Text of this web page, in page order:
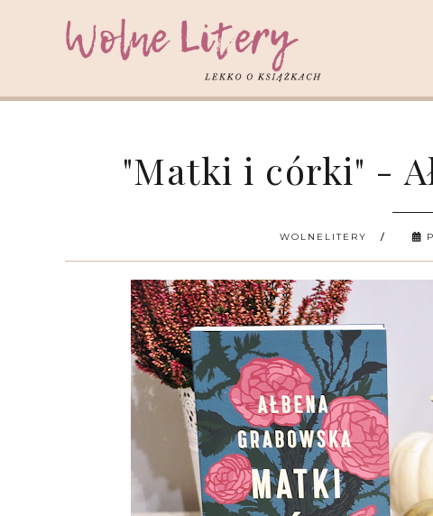
"Matki i córki" -
WOLNELITERY